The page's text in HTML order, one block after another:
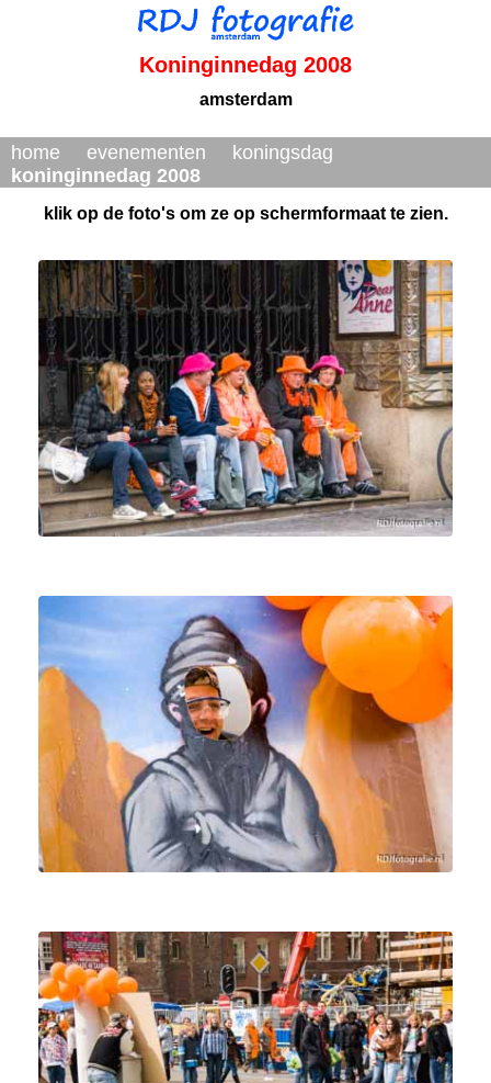
Koninginnedag 2008
amsterdam
home evenementen
koningsdag
koninginnedag 2008
klik op de foto's om ze op schermformaat te zien.